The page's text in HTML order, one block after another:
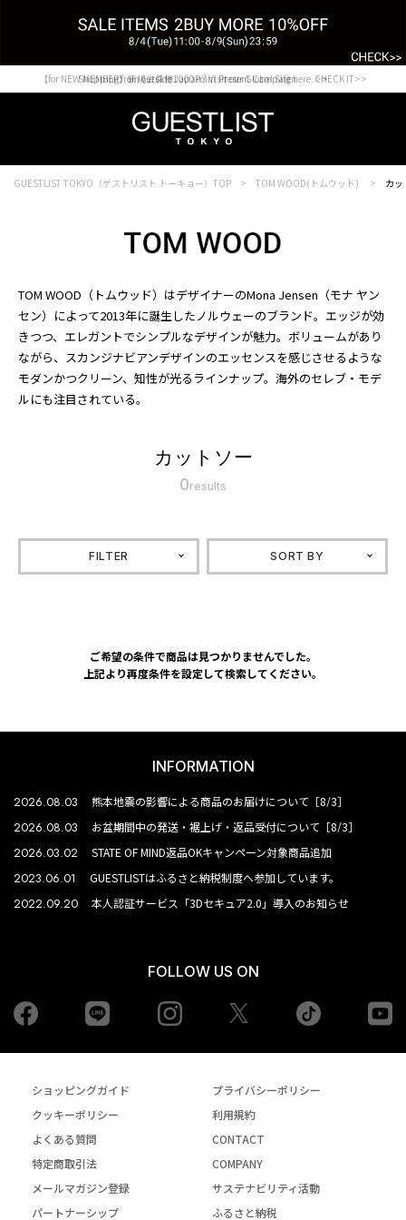
Shopping from outside Japan? Visit our Global Site here. >>
【for NEW MEMBER】新規会員様1000Point Present Campaign CHECK IT>>
GUESTLIST TOKYO（ゲストリスト トーキョー）TOP TOM WOOD(トムウッド) カ
TOM WOOD（トムウッド）はデザイナーのMona Jensen（モナ ヤン
セン）によって2013年に誕生したノルウェーのブランド。エッジが効
きつつ、エレガントでシンプルなデザインが魅力。ボリュームがあり
ながら、スカンジナビアンデザインのエッセンスを感じさせるような
モダンかつクリーン、知性が光るラインナップ。海外のセレブ・モデ
ルにも注目されている。
カットソー
0results
FILTER SORT BY
ご希望の条件で商品は見つかりませんでした。
上記より再度条件を設定して検索してください。
INFORMATION
2026.08.03 熊本地震の影響による商品のお届けについて［8/3］
2026.08.03 お盆期間中の発送・裾上げ・返品受付について［8/3］
2026.03.02 STATE OF MIND返品OKキャンペーン対象商品追加
2023.06.01 GUESTLISTはふるさと納税制度へ参加しています。
2022.09.20 本人認証サービス「3Dセキュア2.0」導入のお知らせ
FOLLOW US ON
Facebook Instagram tiktok
ショッピングガイド
プライバシーポリシー
クッキーポリシー
利用規約
よくある質問
CONTACT
特定商取引法
COMPANY
メールマガジン登録
サステナビリティ活動
パートナーシップ
ふるさと納税